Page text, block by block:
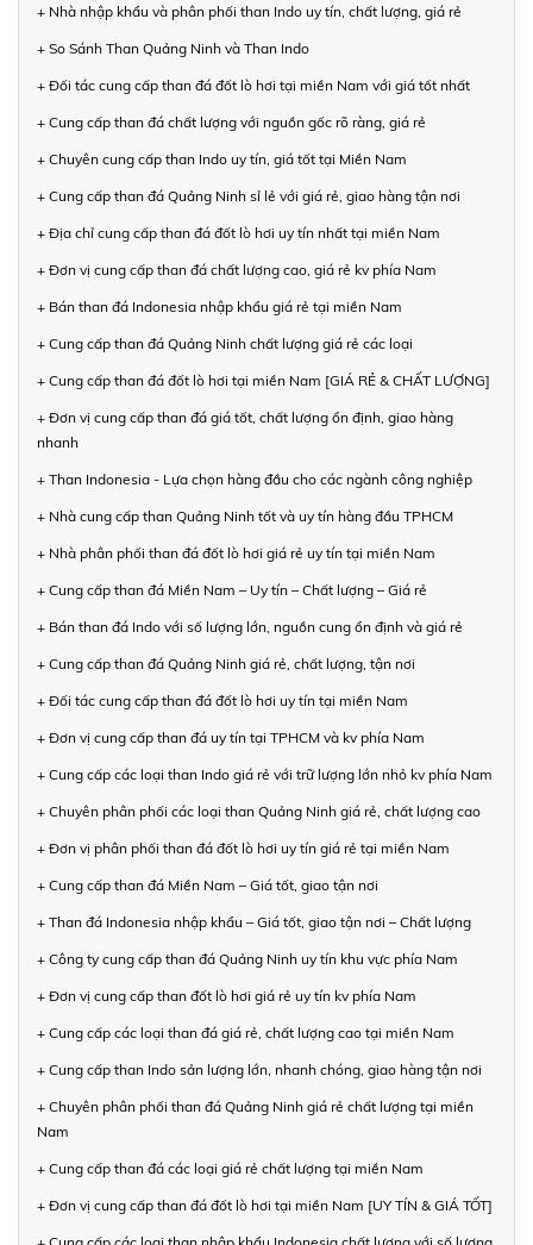
+ Nhà nhập khẩu và phân phối than Indo uy tín, chất lượng, giá rẻ
+ So Sánh Than Quảng Ninh và Than Indo
+ Đối tác cung cấp than đá đốt lò hơi tại miền Nam với giá tốt nhất
+ Cung cấp than đá chất lượng với nguồn gốc rõ ràng, giá rẻ
+ Chuyên cung cấp than Indo uy tín, giá tốt tại Miền Nam
+ Cung cấp than đá Quảng Ninh sỉ lẻ với giá rẻ, giao hàng tận nơi
+ Địa chỉ cung cấp than đá đốt lò hơi uy tín nhất tại miền Nam
+ Đơn vị cung cấp than đá chất lượng cao, giá rẻ kv phía Nam
+ Bán than đá Indonesia nhập khẩu giá rẻ tại miền Nam
+ Cung cấp than đá Quảng Ninh chất lượng giá rẻ các loại
+ Cung cấp than đá đốt lò hơi tại miền Nam [GIÁ RẺ & CHẤT LƯỢNG]
+ Đơn vị cung cấp than đá giá tốt, chất lượng ổn định, giao hàng
nhanh
+ Than Indonesia - Lựa chọn hàng đầu cho các ngành công nghiệp
+ Nhà cung cấp than Quảng Ninh tốt và uy tín hàng đầu TPHCM
+ Nhà phân phối than đá đốt lò hơi giá rẻ uy tín tại miền Nam
+ Cung cấp than đá Miền Nam – Uy tín – Chất lượng – Giá rẻ
+ Bán than đá Indo với số lượng lớn, nguồn cung ổn định và giá rẻ
+ Cung cấp than đá Quảng Ninh giá rẻ, chất lượng, tận nơi
+ Đối tác cung cấp than đá đốt lò hơi uy tín tại miền Nam
+ Đơn vị cung cấp than đá uy tín tại TPHCM và kv phía Nam
+ Cung cấp các loại than Indo giá rẻ với trữ lượng lớn nhỏ kv phía Nam
+ Chuyên phân phối các loại than Quảng Ninh giá rẻ, chất lượng cao
+ Đơn vị phân phối than đá đốt lò hơi uy tín giá rẻ tại miền Nam
+ Cung cấp than đá Miền Nam – Giá tốt, giao tận nơi
+ Than đá Indonesia nhập khẩu – Giá tốt, giao tận nơi – Chất lượng
+ Công ty cung cấp than đá Quảng Ninh uy tín khu vực phía Nam
+ Đơn vị cung cấp than đốt lò hơi giá rẻ uy tín kv phía Nam
+ Cung cấp các loại than đá giá rẻ, chất lượng cao tại miền Nam
+ Cung cấp than Indo sản lượng lớn, nhanh chóng, giao hàng tận nơi
+ Chuyên phân phối than đá Quảng Ninh giá rẻ chất lượng tại miền
Nam
+ Cung cấp than đá các loại giá rẻ chất lượng tại miền Nam
+ Đơn vị cung cấp than đá đốt lò hơi tại miền Nam [UY TÍN & GIÁ TỐT]